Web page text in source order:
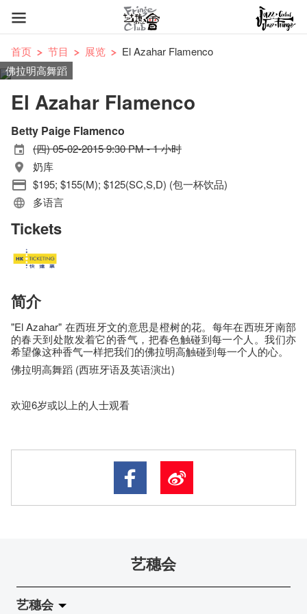
首页 节目 展览
El Azahar Flamenco
佛拉明高舞蹈
El Azahar Flamenco
Betty Paige Flamenco
(四) 05-02-2015 9:30 PM - 1 小时
奶库
$195; $155(M); $125(SC,S,D) (包一杯饮品)
多语言
Tickets
简介
"El Azahar" 在西班牙文的意思是橙树的花。每年在西班牙南部
的春天到处散发着它的香气，把春色触碰到每一个人。我们亦
希望像这种香气一样把我们的佛拉明高触碰到每一个人的心。
佛拉明高舞蹈 (西班牙语及英语演出)
欢迎6岁或以上的人士观看
艺穗会
艺穗会